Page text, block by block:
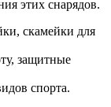
этих снарядов.
скамейки для
защитные
спорта.